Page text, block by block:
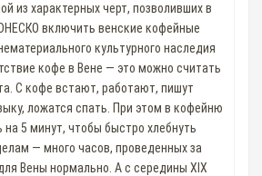
из характерных черт, позволивших в
включить венские кофейные
культурного наследия
кофе в Вене — это можно считать
С кофе встают, работают, пишут
ложатся спать. При этом в кофейню
на 5 минут, чтобы быстро хлебнуть
— много часов, проведенных за
Вены нормально. А с середины XIX